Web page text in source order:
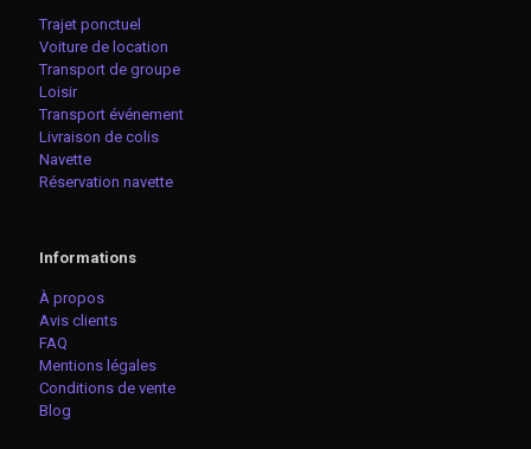
Trajet ponctuel
Voiture de location
Transport de groupe
Loisir
Transport événement
Livraison de colis
Navette
Réservation navette
Informations
À propos
Avis clients
FAQ
Mentions légales
Conditions de vente
Blog